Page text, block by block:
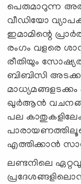
പെരുമാറുന്ന
വീഡിയോ
ഇമാമിന്റെ
രംഗം വളരെ
രീതിയും
ബിബിസി
ഖുർആൻ വചനങ്ങൾ
പല
എത്തിക്കാൻ
ലണ്ടനിലെ